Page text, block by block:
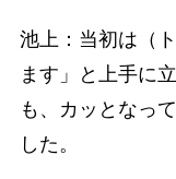
池上：当初は（
ます」と上手に
も、カッとなっ
した。